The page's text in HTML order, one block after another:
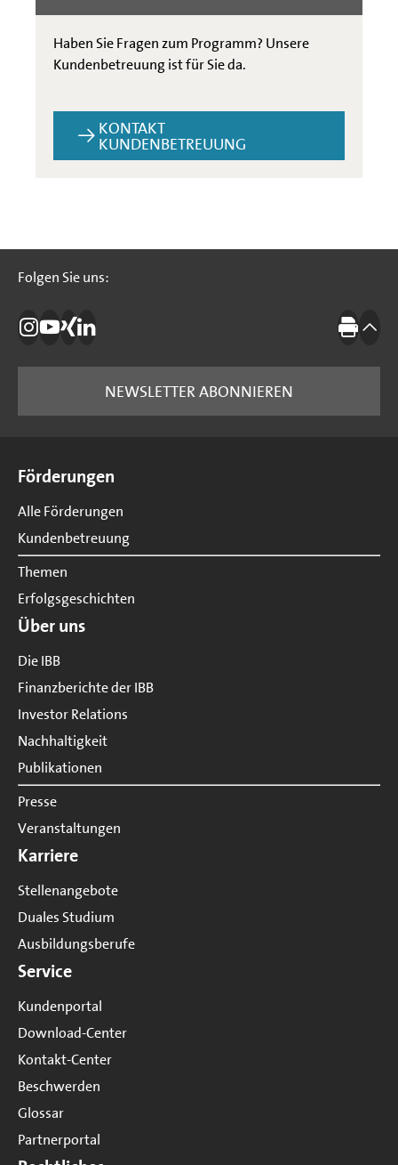
Haben Sie Fragen zum Programm? Unsere
Kundenbetreuung ist für Sie da.
KONTAKT
KUNDENBETREUUNG
Folgen Sie uns:
Folgen Sie uns:
Die IBB auf Instagram
Die IBB auf YouTube
Die IBB auf Xing
Die IBB auf LinkedIn Drucken
NEWSLETTER ABONNIEREN
Förderungen
Alle Förderungen
Kundenbetreuung
Themen
Erfolgsgeschichten
Über uns
Die IBB
Finanzberichte der IBB
Investor Relations
Nachhaltigkeit
Publikationen
Presse
Veranstaltungen
Karriere
Stellenangebote
Duales Studium
Ausbildungsberufe
Service
Kundenportal
Download-Center
Kontakt-Center
Beschwerden
Glossar
Partnerportal